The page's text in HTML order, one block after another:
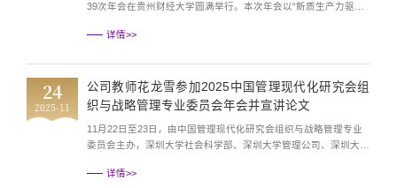
39次年会在贵州财经大学圆满举行。本次年会以“新质生产力驱动
地方难题，汇聚了来自全国多所高校的价格理论研究专家、教学骨
家学者、公司负责人、教师代表一同参会，与国内同行展...
详情>>
24
2025-11
公司教师花龙雪参加2025中国管理现代化研究会组
织与战略管理专业委员会年会并宣讲论文
11月22日至23日，由中国管理现代化研究会组织与战略管理专业
委员会主办，深圳大学社会科学部、深圳大学管理公司、深圳大学
管理专业委员会年会”在深圳大学成功召开。本次年会以“数智化范
详情>>